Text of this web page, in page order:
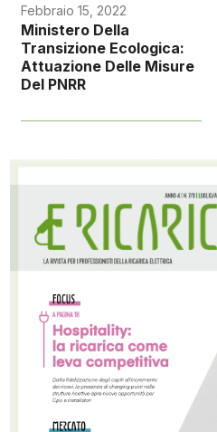
Febbraio 15, 2022
Ministero Della
Transizione Ecologica:
Attuazione Delle Misure
Del PNRR